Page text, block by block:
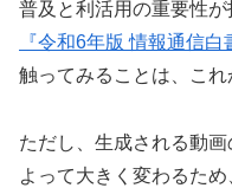
普及と利活用の重要性
『令和6年版 情報通信白
触ってみることは、これ
ただし、生成される動
よって大きく変わるた